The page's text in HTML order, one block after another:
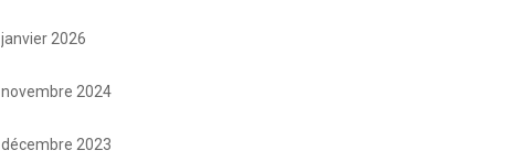
janvier 2026
novembre 2024
décembre 2023